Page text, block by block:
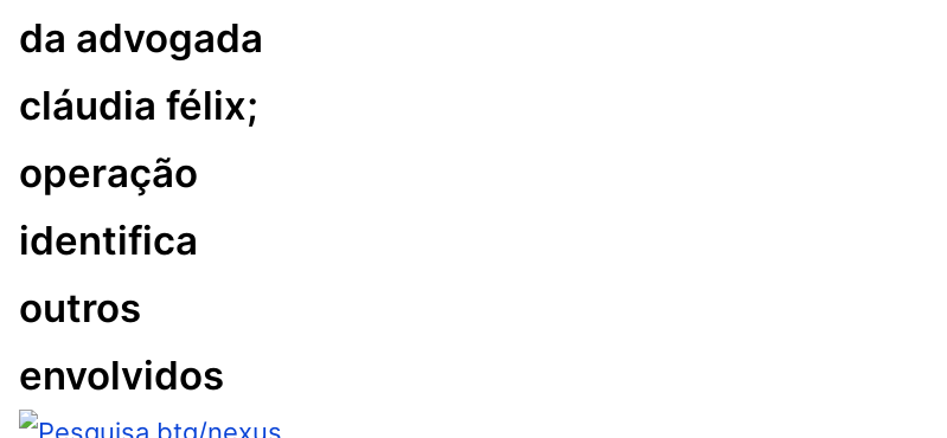
da advogada
cláudia félix;
operação
identifica
outros
envolvidos